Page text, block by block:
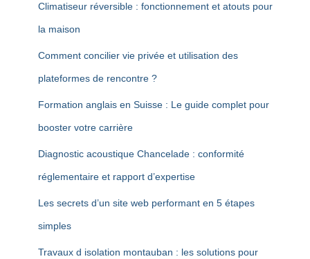
Climatiseur réversible : fonctionnement et atouts pour
la maison
Comment concilier vie privée et utilisation des
plateformes de rencontre ?
Formation anglais en Suisse : Le guide complet pour
booster votre carrière
Diagnostic acoustique Chancelade : conformité
réglementaire et rapport d’expertise
Les secrets d’un site web performant en 5 étapes
simples
Travaux d isolation montauban : les solutions pour